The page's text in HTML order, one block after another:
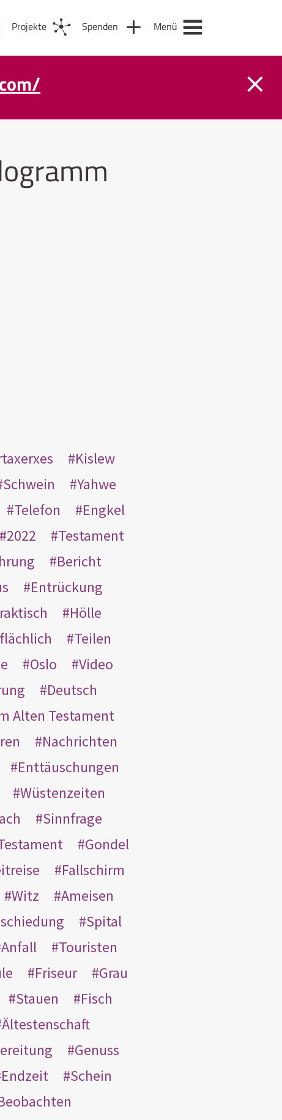
Projekte Spenden Menü
Kislew
Schwein
Yahwe
Telefon
Engkel
2022
Testament
Bericht
Entrückung
Hölle
Teilen
Oslo
Video
Deutsch
Alten Testament
Nachrichten
Enttäuschungen
Wüstenzeiten
Sinnfrage
Gondel
Fallschirm
Witz
Ameisen
Spital
Anfall
Touristen
Friseur
Grau
Stauen
Fisch
Ältestenschaft
Genuss
Endzeit
Schein